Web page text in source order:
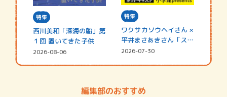
特集
西川美和「深海の船」第
１回 置いてきた子供
2026-08-06
特集
ワクサカソウヘイさん ×
平井まさあきさん「スペ
シャ…
2026-07-30
編集部のおすすめ